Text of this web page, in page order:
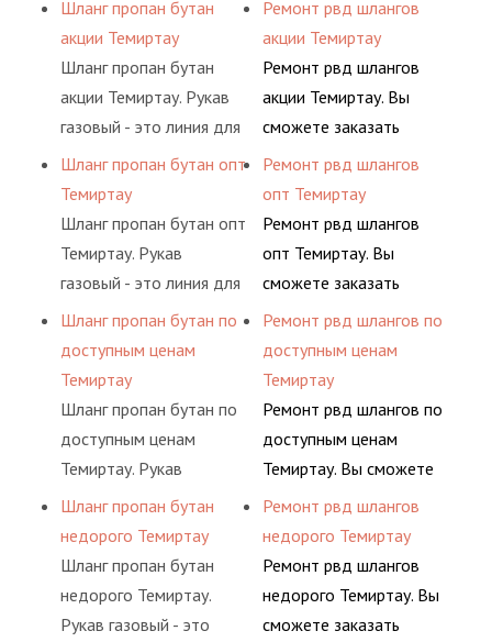
определенными
элементами системы.
воздуха и различных
типов сжиженного газа
(кислород, аргон, метан,
пропан, бутан,
определенными
элементами системы.
Шланг пропан бутан
акции Темиртау
Шланг пропан бутан
акции Темиртау. Рукав
газовый - это линия для
подачи сжатого
воздуха и различных
типов сжиженного газа
(кислород, аргон, метан,
пропан, бутан,
определенными
элементами системы.
Шланг пропан бутан опт
Темиртау
Шланг пропан бутан опт
Темиртау. Рукав
газовый - это линия для
подачи сжатого
воздуха и различных
типов сжиженного газа
(кислород, аргон, метан,
пропан, бутан,
ацетилен) между
элементами системы.
Шланг пропан бутан по
доступным ценам
Темиртау
Шланг пропан бутан по
доступным ценам
Темиртау. Рукав
газовый - это линия для
подачи сжатого
воздуха и различных
типов сжиженного газа
(кислород, аргон, метан,
Шланг пропан бутан
недорого Темиртау
Шланг пропан бутан
недорого Темиртау.
Рукав газовый - это
гидросистем Вашего
предприятия.
основе либо на
условиях
долговременного
комплексного
гидросистем Вашего
предприятия.
Ремонт рвд шлангов
акции Темиртау
Ремонт рвд шлангов
акции Темиртау. Вы
сможете заказать
сервис РВД на разовой
основе либо на
условиях
долговременного
комплексного
гидросистем Вашего
предприятия.
Ремонт рвд шлангов
опт Темиртау
Ремонт рвд шлангов
опт Темиртау. Вы
сможете заказать
сервис РВД на разовой
основе либо на
условиях
долговременного
комплексного
обслуживания
предприятия.
Ремонт рвд шлангов по
доступным ценам
Темиртау
Ремонт рвд шлангов по
доступным ценам
Темиртау. Вы сможете
заказать сервис РВД на
разовой основе либо на
условиях
долговременного
комплексного
Ремонт рвд шлангов
недорого Темиртау
Ремонт рвд шлангов
недорого Темиртау. Вы
сможете заказать